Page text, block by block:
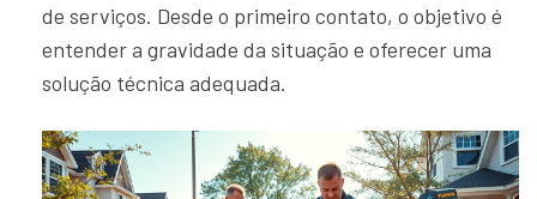
de serviços. Desde o primeiro contato, o objetivo é
entender a gravidade da situação e oferecer uma
solução técnica adequada.